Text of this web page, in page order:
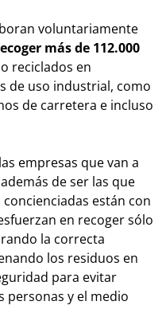
voluntariamente
más de 112.000
reciclados en
de uso industrial, como
de carretera e incluso
empresas que van a
de ser las que
están con
en recoger sólo
la correcta
los residuos en
para evitar
personas y el medio